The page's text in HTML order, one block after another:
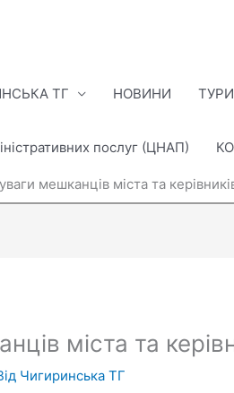
ТГ НОВИНИ
послуг (ЦНАП)
мешканців міста та
міста та
Чигиринська ТГ